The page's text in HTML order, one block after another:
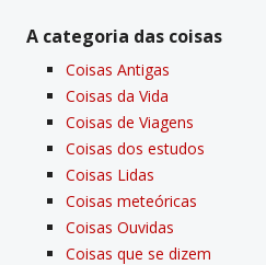
A categoria das coisas
Coisas Antigas
Coisas da Vida
Coisas de Viagens
Coisas dos estudos
Coisas Lidas
Coisas meteóricas
Coisas Ouvidas
Coisas que se dizem